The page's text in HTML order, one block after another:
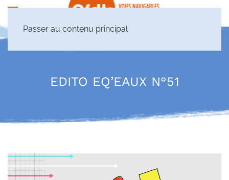
Passer au contenu principal
EDITO EQ’EAUX N°51